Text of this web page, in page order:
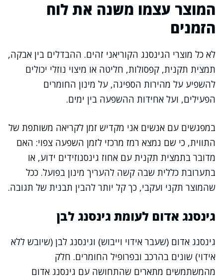
המוצר עצמו משנה את לוח
הזמנים
לא כל מוצרי הגינסנג הקוריאני זהים. ההבדלים בין אבקה,
תמצית תקנית, קפסולות, חליטה או מיצוי נוזלי יכולים
להשפיע על מהירות הספיגה, על מינון החומרים
הפעילים, ועל אחידות ההשפעה בין ימים.
במפגשים עם אנשים אני מקדיש זמן לקריאה משותפת של
התווית, כי שם נמצא רמז מרכזי לזמן השפעה צפוי: האם
מדובר בתמצית תקנית עם אחוז גינסנוזידים ידוע, או
בתערובת כללית שבה קשה להעריך מינון בפועל. ככל
שהמוצר תקני ועקבי, כך קל יותר להבין תבנית של תגובה.
גינסנג אדום לעומת גינסנג לבן
גינסנג אדום (שעבר אידוי וייבוש) וגינסנג לבן (שיובש ללא
אידוי) שונים בהרכב ובפרופיל החומרים. חלק
מהמשתמשים מתארים שהתחושה עם גינסנג אדום